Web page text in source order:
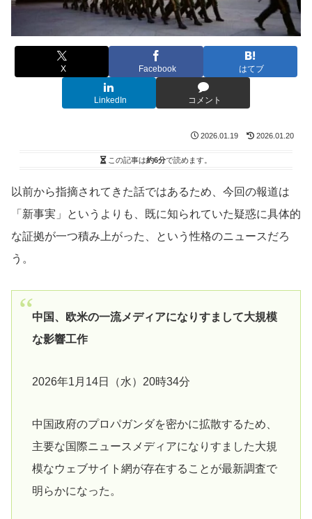
X Facebook はてブ
LinkedIn コメント
2026.01.19 2026.01.20
この記事は約6分で読めます。
以前から指摘されてきた話ではあるため、今回の報道は
「新事実」というよりも、既に知られていた疑惑に具体的
な証拠が一つ積み上がった、という性格のニュースだろ
う。
中国、欧米の一流メディアになりすまして大規模
な影響工作
2026年1月14日（水）20時34分
中国政府のプロパガンダを密かに拡散するため、
主要な国際ニュースメディアになりすました大規
模なウェブサイト網が存在することが最新調査で
明らかになった。